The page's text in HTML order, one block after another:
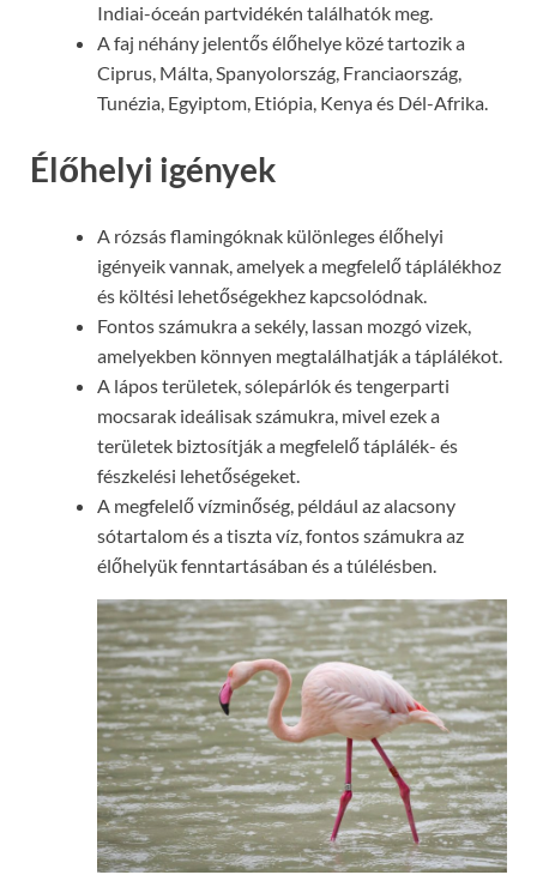
Indiai-óceán partvidékén találhatók meg.
A faj néhány jelentős élőhelye közé tartozik a
Ciprus, Málta, Spanyolország, Franciaország,
Tunézia, Egyiptom, Etiópia, Kenya és Dél-Afrika.
Élőhelyi igények
A rózsás flamingóknak különleges élőhelyi
igényeik vannak, amelyek a megfelelő táplálékhoz
és költési lehetőségekhez kapcsolódnak.
Fontos számukra a sekély, lassan mozgó vizek,
amelyekben könnyen megtalálhatják a táplálékot.
A lápos területek, sólepárlók és tengerparti
mocsarak ideálisak számukra, mivel ezek a
területek biztosítják a megfelelő táplálék- és
fészkelési lehetőségeket.
A megfelelő vízminőség, például az alacsony
sótartalom és a tiszta víz, fontos számukra az
élőhelyük fenntartásában és a túlélésben.